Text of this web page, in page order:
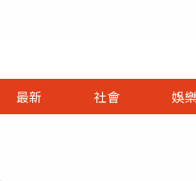
最新 社會 娛樂
娛樂首頁
即時
財經首頁
熱線
政